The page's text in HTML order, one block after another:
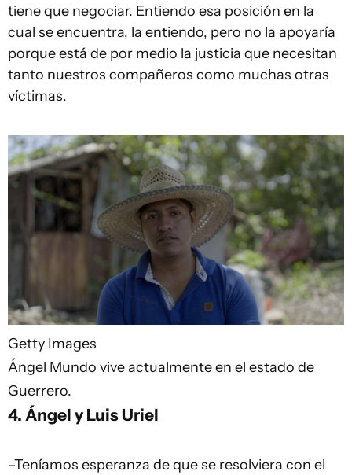
tiene que negociar. Entiendo esa posición en la
cual se encuentra, la entiendo, pero no la apoyaría
porque está de por medio la justicia que necesitan
tanto nuestros compañeros como muchas otras
víctimas.
Getty Images
Ángel Mundo vive actualmente en el estado de
Guerrero.
4. Ángel y Luis Uriel
–Teníamos esperanza de que se resolviera con el